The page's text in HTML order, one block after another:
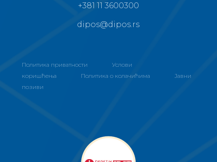
+381 11 3600300
dipos@dipos.rs
Политика приватности
Услови
коришћења
Политика о колачићима
Јавни
позиви